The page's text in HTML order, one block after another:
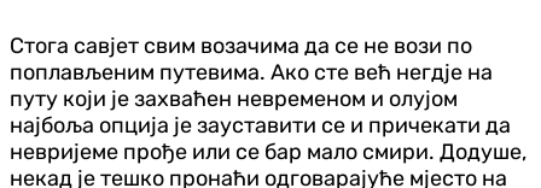
Стога савјет свим возачима да се не вози по
поплављеним путевима. Ако сте већ негдје на
путу који је захваћен невременом и олујом
најбоља опција је зауставити се и причекати да
невријеме прође или се бар мало смири. Додуше,
некад је тешко пронаћи одговарајуће мјесто на